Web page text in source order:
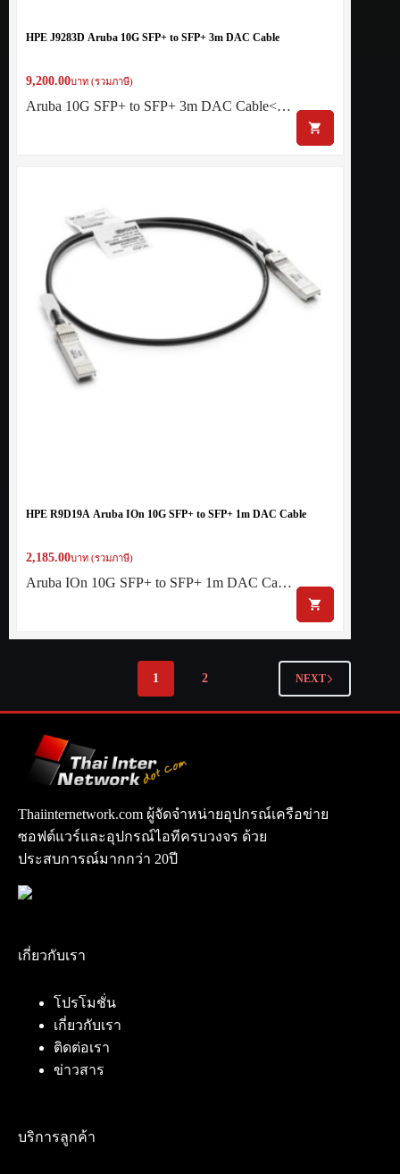
HPE J9283D Aruba 10G SFP+ to SFP+ 3m DAC Cable
9,200.00บาท (รวมภาษี)
Aruba 10G SFP+ to SFP+ 3m DAC Cable<…
HPE R9D19A Aruba IOn 10G SFP+ to SFP+ 1m DAC Cable
2,185.00บาท (รวมภาษี)
Aruba IOn 10G SFP+ to SFP+ 1m DAC Ca…
1 2 NEXT
Thaiinternetwork.com ผู้จัดจำหน่ายอุปกรณ์เครือข่าย
ซอฟต์แวร์และอุปกรณ์ไอทีครบวงจร ด้วย
ประสบการณ์มากกว่า 20ปี
เกี่ยวกับเรา
โปรโมชั่น
เกี่ยวกับเรา
ติดต่อเรา
ข่าวสาร
บริการลูกค้า